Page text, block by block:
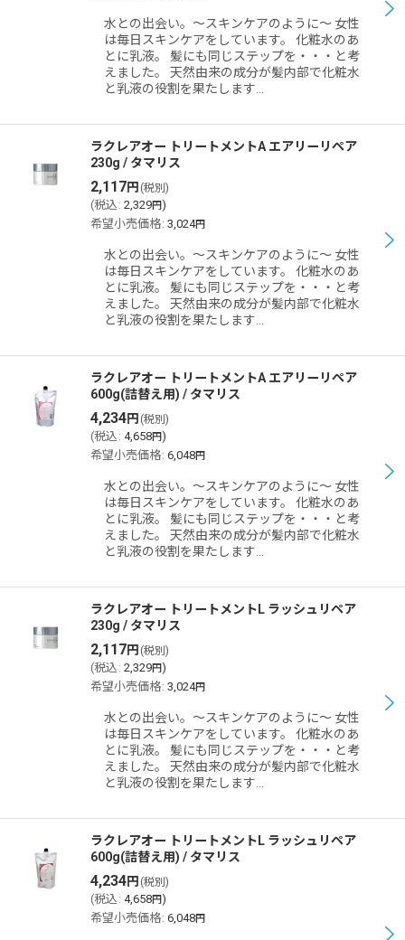
水との出会い。〜スキンケアのように〜 女性
は毎日スキンケアをしています。 化粧水のあ
とに乳液。 髪にも同じステップを・・・と考
えました。 天然由来の成分が髪内部で化粧水
と乳液の役割を果たします…
ラクレアオー トリートメントA エアリーリペア
230g / タマリス
2,117円 (税別)
(税込 : 2,329円)
希望小売価格: 3,024円
水との出会い。〜スキンケアのように〜 女性
は毎日スキンケアをしています。 化粧水のあ
とに乳液。 髪にも同じステップを・・・と考
えました。 天然由来の成分が髪内部で化粧水
と乳液の役割を果たします…
ラクレアオー トリートメントA エアリーリペア
600g(詰替え用) / タマリス
4,234円 (税別)
(税込 : 4,658円)
希望小売価格: 6,048円
水との出会い。〜スキンケアのように〜 女性
は毎日スキンケアをしています。 化粧水のあ
とに乳液。 髪にも同じステップを・・・と考
えました。 天然由来の成分が髪内部で化粧水
と乳液の役割を果たします…
ラクレアオー トリートメントL ラッシュリペア
230g / タマリス
2,117円 (税別)
(税込 : 2,329円)
希望小売価格: 3,024円
水との出会い。〜スキンケアのように〜 女性
は毎日スキンケアをしています。 化粧水のあ
とに乳液。 髪にも同じステップを・・・と考
えました。 天然由来の成分が髪内部で化粧水
と乳液の役割を果たします…
ラクレアオー トリートメントL ラッシュリペア
600g(詰替え用) / タマリス
4,234円 (税別)
(税込 : 4,658円)
希望小売価格: 6,048円